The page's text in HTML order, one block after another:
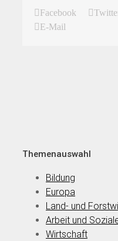
Facebook
E-Mail
Themenauswahl
Bildung
Europa
Land- und
Arbeit und
Wirtschaft